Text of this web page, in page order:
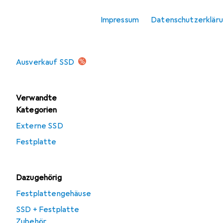
Impressum
Ausverkauf SSD
Verwandte
Kategorien
Externe SSD
Festplatte
Dazugehörig
Festplattengehäuse
SSD + Festplatte